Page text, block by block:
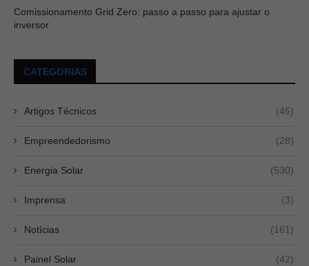
Comissionamento Grid Zero: passo a passo para ajustar o
inversor
CATEGORIAS
Artigos Técnicos (45)
Empreendedorismo (28)
Energia Solar (530)
Imprensa (3)
Notícias (161)
Painel Solar (42)